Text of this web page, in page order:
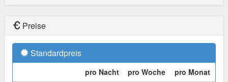
Preise
Standardpreis
pro Nacht pro Woche
pro Monat